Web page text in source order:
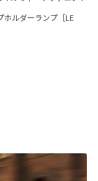
ホルダーランプ［LE